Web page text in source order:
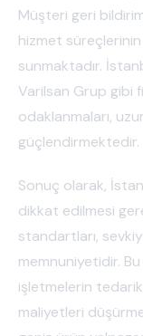
Müşteri geri
hizmet
sunmaktadır.
Varilsan Grup gibi
odaklanmaları,
güçlendirmektedir.
Sonuç olarak,
dikkat edilmesi
standartları,
memnuniyetidir.
işletmelerin tedarik
maliyetleri